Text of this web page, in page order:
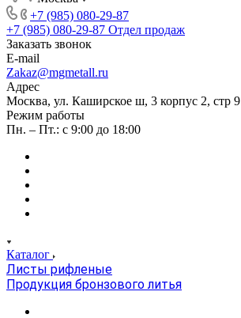
+7 (985) 080-29-87
+7 (985) 080-29-87 Отдел продаж
Заказать звонок
E-mail
Zakaz@mgmetall.ru
Адрес
Москва, ул. Каширское ш, 3 корпус 2, стр 9
Режим работы
Пн. – Пт.: с 9:00 до 18:00
Каталог
Листы рифленые
Продукция бронзового литья